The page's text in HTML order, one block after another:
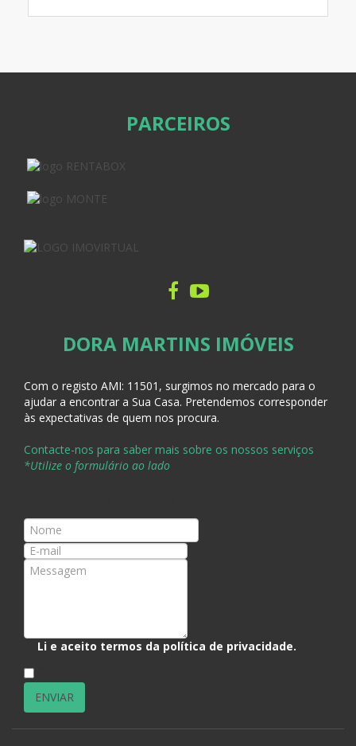
PARCEIROS
DORA MARTINS IMÓVEIS
Com o registo AMI: 11501, surgimos no mercado para o
ajudar a encontrar a Sua Casa. Pretendemos corresponder
às expectativas de quem nos procura.
Contacte-nos para saber mais sobre os nossos serviços
*Utilize o formulário ao lado
Li e aceito termos da política de privacidade.